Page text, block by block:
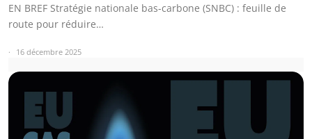
EN BREF Stratégie nationale bas-carbone (SNBC) : feuille de
route pour réduire…
16 décembre 2025